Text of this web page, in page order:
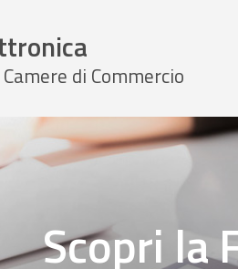
di Commercio
Scopri la